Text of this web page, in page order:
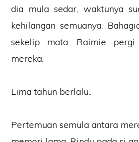
dia mula sedar, waktunya
kehilangan semuanya.
sekelip mata. Raimie
mereka.
Lima tahun berlalu..
Pertemuan semula antara